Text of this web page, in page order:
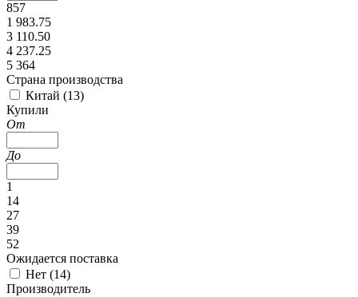
857
1 983.75
3 110.50
4 237.25
5 364
Страна производства
Китай (13)
Купили
От
До
1
14
27
39
52
Ожидается поставка
Нет (14)
Производитель